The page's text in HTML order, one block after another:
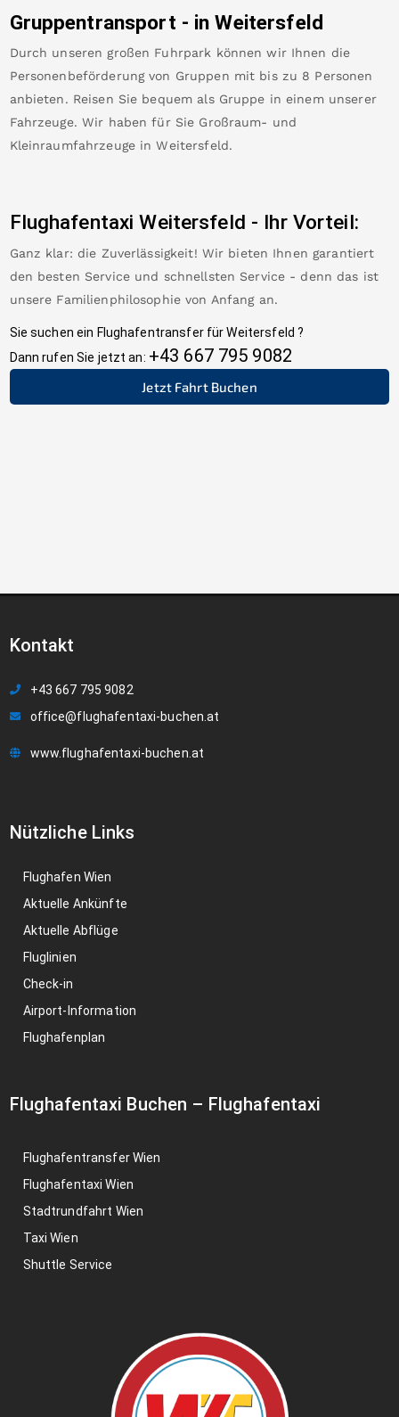
Gruppentransport - in Weitersfeld
Durch unseren großen Fuhrpark können wir Ihnen die
Personenbeförderung von Gruppen mit bis zu 8 Personen
anbieten. Reisen Sie bequem als Gruppe in einem unserer
Fahrzeuge. Wir haben für Sie Großraum- und
Kleinraumfahrzeuge in Weitersfeld.
Flughafentaxi Weitersfeld - Ihr Vorteil:
Ganz klar: die Zuverlässigkeit! Wir bieten Ihnen garantiert
den besten Service und schnellsten Service - denn das ist
unsere Familienphilosophie von Anfang an.
Sie suchen ein Flughafentransfer für Weitersfeld ?
Dann rufen Sie jetzt an: +43 667 795 9082
Jetzt Fahrt Buchen
Kontakt
+43 667 795 9082
office@flughafentaxi-buchen.at
www.flughafentaxi-buchen.at
Nützliche Links
Flughafen Wien
Aktuelle Ankünfte
Aktuelle Abflüge
Fluglinien
Check-in
Airport-Information
Flughafenplan
Flughafentaxi Buchen – Flughafentaxi
Flughafentransfer Wien
Flughafentaxi Wien
Stadtrundfahrt Wien
Taxi Wien
Shuttle Service